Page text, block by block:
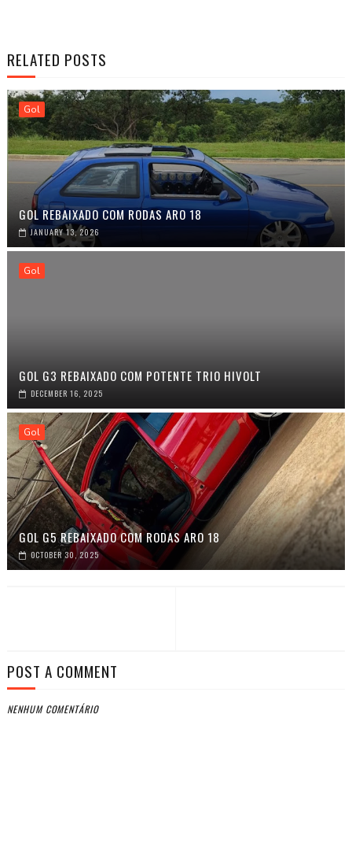
RELATED POSTS
Gol
GOL REBAIXADO COM RODAS ARO 18
JANUARY 13, 2026
Gol
GOL G3 REBAIXADO COM POTENTE TRIO HIVOLT
DECEMBER 16, 2025
Gol
GOL G5 REBAIXADO COM RODAS ARO 18
OCTOBER 30, 2025
POST A COMMENT
NENHUM COMENTÁRIO